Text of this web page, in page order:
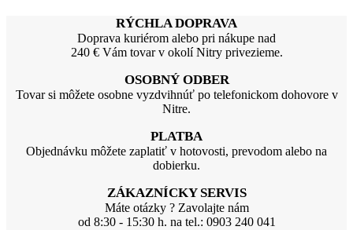
RÝCHLA DOPRAVA
Doprava kuriérom alebo pri nákupe nad
240 € Vám tovar v okolí Nitry privezieme.
OSOBNÝ ODBER
Tovar si môžete osobne vyzdvihnúť po telefonickom dohovore v
Nitre.
PLATBA
Objednávku môžete zaplatiť v hotovosti, prevodom alebo na
dobierku.
ZÁKAZNÍCKY SERVIS
Máte otázky ? Zavolajte nám
od 8:30 - 15:30 h. na tel.: 0903 240 041